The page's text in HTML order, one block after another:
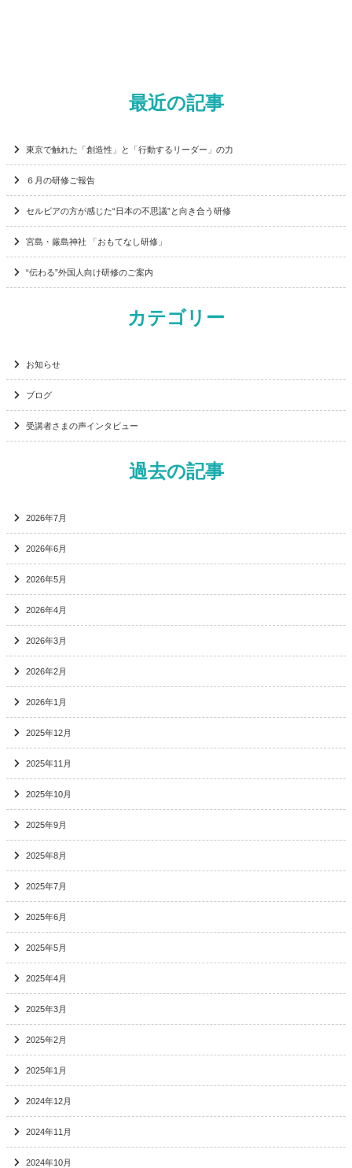
最近の記事
東京で触れた「創造性」と「行動するリーダー」の力
６月の研修ご報告
セルビアの方が感じた“日本の不思議”と向き合う研修
宮島・厳島神社 「おもてなし研修」
“伝わる”外国人向け研修のご案内
カテゴリー
お知らせ
ブログ
受講者さまの声インタビュー
過去の記事
2026年7月
2026年6月
2026年5月
2026年4月
2026年3月
2026年2月
2026年1月
2025年12月
2025年11月
2025年10月
2025年9月
2025年8月
2025年7月
2025年6月
2025年5月
2025年4月
2025年3月
2025年2月
2025年1月
2024年12月
2024年11月
2024年10月